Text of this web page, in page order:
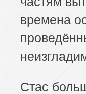
времена
Стас